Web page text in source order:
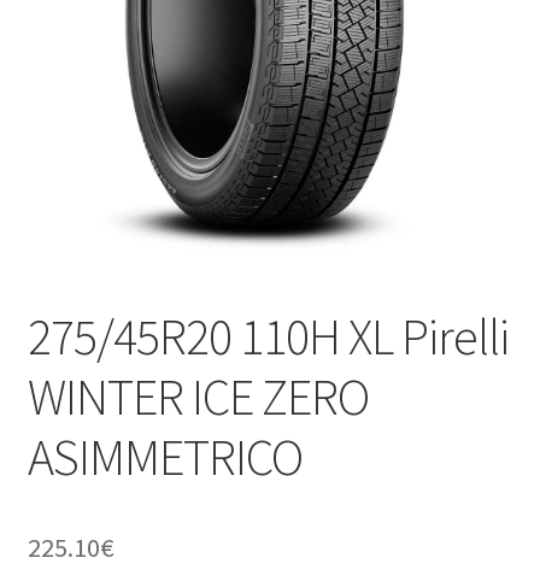
275/45R20 110H XL Pirelli
WINTER ICE ZERO
ASIMMETRICO
225.10€